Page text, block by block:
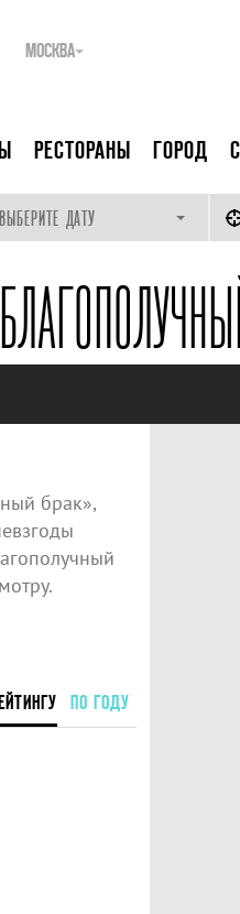
МОСКВА
РЕСТОРАНЫ ГОРОД
ВЫБЕРИТЕ ДАТУ
брак»,
ПО ГОДУ